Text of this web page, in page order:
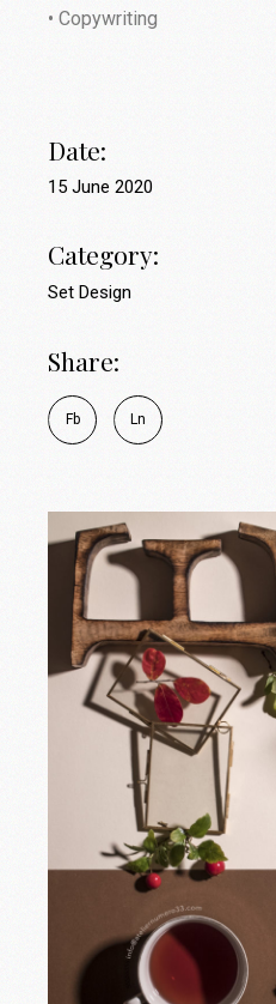
• Copywriting
Date:
15 June 2020
Category:
Set Design
Share:
Fb Ln